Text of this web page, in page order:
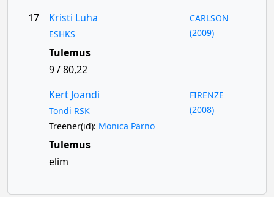
17
Kristi Luha
ESHKS
CARLSON
(2009)
Tulemus
9 / 80,22
Kert Joandi
Tondi RSK
Treener(id): Monica Pärno
FIRENZE
(2008)
Tulemus
elim